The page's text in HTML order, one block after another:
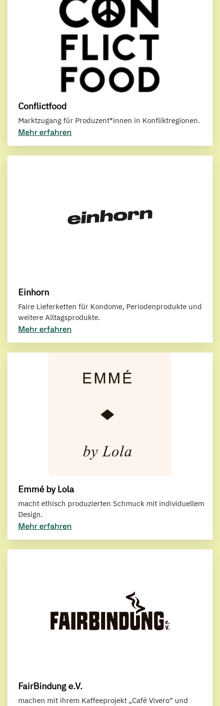
Conflictfood
Marktzugang für Produzent*innen in Konfliktregionen.
Mehr erfahren
Einhorn
Faire Lieferketten für Kondome, Periodenprodukte und
weitere Alltagsprodukte.
Mehr erfahren
Emmé by Lola
macht ethisch produzierten Schmuck mit individuellem
Design.
Mehr erfahren
FairBindung e.V.
machen mit ihrem Kaffeeprojekt „Café Vivero“ und